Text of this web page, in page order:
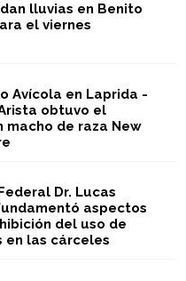
lluvias en Benito
el viernes
Avícola en Laprida -
obtuvo el
macho de raza New
Dr. Lucas
aspectos
del uso de
en las cárceles